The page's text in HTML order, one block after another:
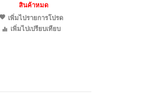
สินค้าหมด
เพิ่มไปรายการโปรด
เพิ่มไปเปรียบเทียบ